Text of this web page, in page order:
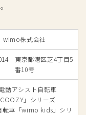
wimo株式会社
東京都港区芝4丁目5
番10号
動アシスト自転車
COOZY」シリーズ
車「wimo kids」シリ